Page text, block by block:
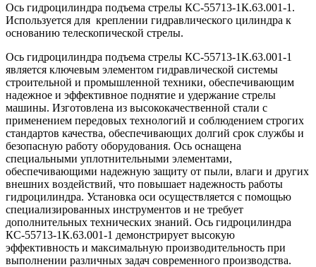
Ось гидроцилиндра подъема стрелы КС-55713-1К.63.001-1.
Используется для креплении гидравлического цилиндра к
основанию телескопической стрелы.
Ось гидроцилиндра подъема стрелы КС-55713-1К.63.001-1
является ключевым элементом гидравлической системы
строительной и промышленной техники, обеспечивающим
надежное и эффективное поднятие и удержание стрелы
машины. Изготовлена из высококачественной стали с
применением передовых технологий и соблюдением строгих
стандартов качества, обеспечивающих долгий срок службы и
безопасную работу оборудования. Ось оснащена
специальными уплотнительными элементами,
обеспечивающими надежную защиту от пыли, влаги и других
внешних воздействий, что повышает надежность работы
гидроцилиндра. Установка оси осуществляется с помощью
специализированных инструментов и не требует
дополнительных технических знаний. Ось гидроцилиндра
КС-55713-1К.63.001-1 демонстрирует высокую
эффективность и максимальную производительность при
выполнении различных задач современного производства.